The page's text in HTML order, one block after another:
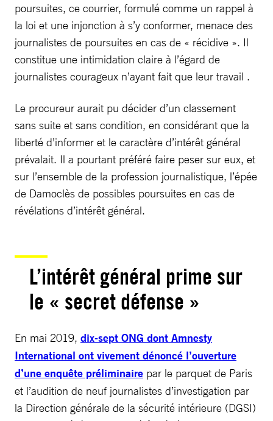
poursuites, ce courrier, formulé comme un rappel à
la loi et une injonction à s’y conformer, menace des
journalistes de poursuites en cas de « récidive ». Il
constitue une intimidation claire à l’égard de
journalistes courageux n’ayant fait que leur travail .
Le procureur aurait pu décider d’un classement
sans suite et sans condition, en considérant que la
liberté d’informer et le caractère d’intérêt général
prévalait. Il a pourtant préféré faire peser sur eux, et
sur l’ensemble de la profession journalistique, l’épée
de Damoclès de possibles poursuites en cas de
révélations d’intérêt général.
L’intérêt général prime sur
le « secret défense »
En mai 2019, dix-sept ONG dont Amnesty
International ont vivement dénoncé l’ouverture
d’une enquête préliminaire par le parquet de Paris
et l’audition de neuf journalistes d’investigation par
la Direction générale de la sécurité intérieure (DGSI)